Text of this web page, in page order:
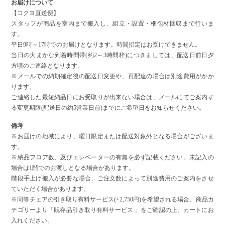
お届けについて
【コクヨ直送便】
スタッフが商品を室内まで搬入し、組立・設置・梱包材回収まで行いま
す。
平日9時～17時でのお届けとなります。時間指定はお受けできません。
当日の大まかな到着時間帯(約2～3時間枠)につきましては、配送日前日夕
方頃のご連絡となります。
※メールでの納期確定後の配送日変更や、再配達の場合は別途費用がかか
ります。
ご連絡した最短納品日にお受取りが出来ない場合は、メールにてご案内す
る変更期限(配送日の約5営業日前)までにご希望日をお知らせください。
備考
※お届けの地域により、曜日限定または配送対象外となる場合がございま
す。
※納品フロア数、及びエレベーターの有無を必ず記載ください。未記入の
場合は1階でのお渡しとなる場合があります。
階段手上げ搬入が必要な場合、ご注文数によって別途費用のご案内をさせ
ていただく場合があります。
※同等チェアの引き取り有料サービス(+2,750円)を希望される場合、商品カ
テゴリーより「既存品引き取り有料サービス 」をご確認の上、カートにお
入れください。